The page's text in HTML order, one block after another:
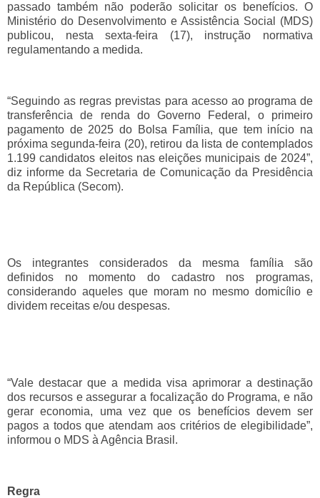
passado também não poderão solicitar os benefícios. O
Ministério do Desenvolvimento e Assistência Social (MDS)
publicou, nesta sexta-feira (17), instrução normativa
regulamentando a medida.
“Seguindo as regras previstas para acesso ao programa de
transferência de renda do Governo Federal, o primeiro
pagamento de 2025 do Bolsa Família, que tem início na
próxima segunda-feira (20), retirou da lista de contemplados
1.199 candidatos eleitos nas eleições municipais de 2024”,
diz informe da Secretaria de Comunicação da Presidência
da República (Secom).
Os integrantes considerados da mesma família são
definidos no momento do cadastro nos programas,
considerando aqueles que moram no mesmo domicílio e
dividem receitas e/ou despesas.
“Vale destacar que a medida visa aprimorar a destinação
dos recursos e assegurar a focalização do Programa, e não
gerar economia, uma vez que os benefícios devem ser
pagos a todos que atendam aos critérios de elegibilidade”,
informou o MDS à Agência Brasil.
Regra